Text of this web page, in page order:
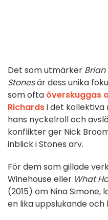
Det som utmärker
Stonesär dess unika
som ofta överskuggas
Richardsi det kollektiva
hans nyckelroll och
konflikter ger Nick
inblick i Stones arv.
För dem som gillade
Winehouse eller What
(2015) om Nina
en lika uppslukande och